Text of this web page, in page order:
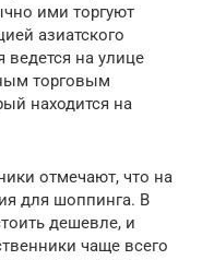
ими торгуют
азиатского
ведется на улице
торговым
находится на
отмечают, что на
для шоппинга. В
дешевле, и
чаще всего